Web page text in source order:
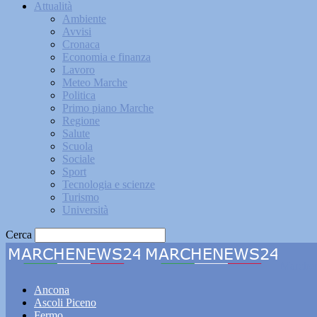
Attualità
Ambiente
Avvisi
Cronaca
Economia e finanza
Lavoro
Meteo Marche
Politica
Primo piano Marche
Regione
Salute
Scuola
Sociale
Sport
Tecnologia e scienze
Turismo
Università
Cerca
Ancona
Ascoli Piceno